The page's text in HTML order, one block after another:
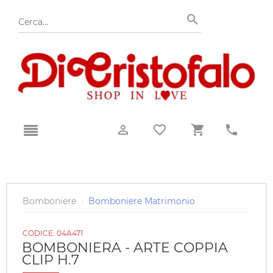
Bomboniere › Bomboniere Matrimonio
CODICE: 04A471
BOMBONIERA - ARTE COPPIA
CLIP H.7